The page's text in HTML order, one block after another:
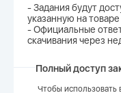
- Задания будут
указанную на
- Официальные
скачивания через
Полный доступ
Чтобы использовать